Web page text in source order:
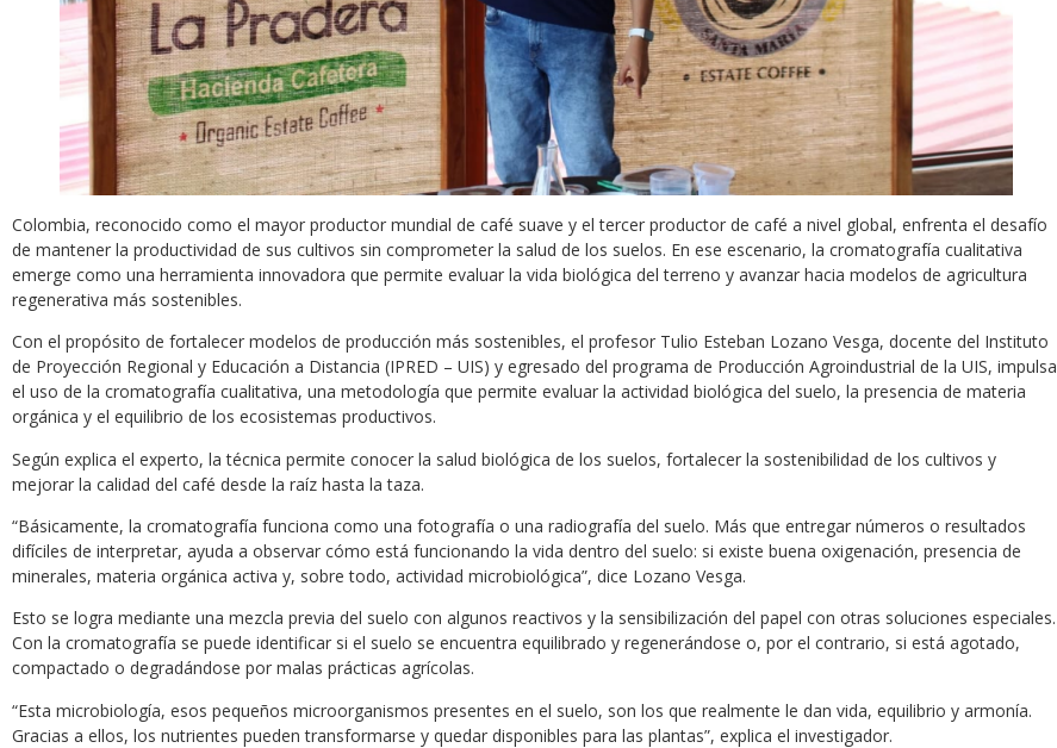
Colombia, reconocido como el mayor productor mundial de café suave y el tercer productor de café a nivel global, enfrenta el desafío
de mantener la productividad de sus cultivos sin comprometer la salud de los suelos. En ese escenario, la cromatografía cualitativa
emerge como una herramienta innovadora que permite evaluar la vida biológica del terreno y avanzar hacia modelos de agricultura
regenerativa más sostenibles.
Con el propósito de fortalecer modelos de producción más sostenibles, el profesor Tulio Esteban Lozano Vesga, docente del Instituto
de Proyección Regional y Educación a Distancia (IPRED – UIS) y egresado del programa de Producción Agroindustrial de la UIS, impulsa
el uso de la cromatografía cualitativa, una metodología que permite evaluar la actividad biológica del suelo, la presencia de materia
orgánica y el equilibrio de los ecosistemas productivos.
Según explica el experto, la técnica permite conocer la salud biológica de los suelos, fortalecer la sostenibilidad de los cultivos y
mejorar la calidad del café desde la raíz hasta la taza.
“Básicamente, la cromatografía funciona como una fotografía o una radiografía del suelo. Más que entregar números o resultados
difíciles de interpretar, ayuda a observar cómo está funcionando la vida dentro del suelo: si existe buena oxigenación, presencia de
minerales, materia orgánica activa y, sobre todo, actividad microbiológica”, dice Lozano Vesga.
Esto se logra mediante una mezcla previa del suelo con algunos reactivos y la sensibilización del papel con otras soluciones especiales.
Con la cromatografía se puede identificar si el suelo se encuentra equilibrado y regenerándose o, por el contrario, si está agotado,
compactado o degradándose por malas prácticas agrícolas.
“Esta microbiología, esos pequeños microorganismos presentes en el suelo, son los que realmente le dan vida, equilibrio y armonía.
Gracias a ellos, los nutrientes pueden transformarse y quedar disponibles para las plantas”, explica el investigador.